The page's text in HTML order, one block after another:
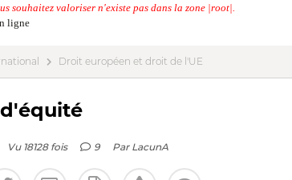
souhaitez valoriser n'existe pas dans la zone |root|.
ligne
Droit européen et droit de l'UE
Vu 18128 fois 9 Par LacunA